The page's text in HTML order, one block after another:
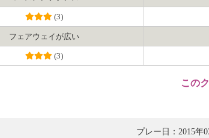
(3)
フェアウェイ が広い
(3)
この
プレー日：2015年